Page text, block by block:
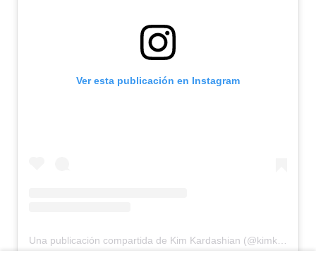
Ver esta publicación en Instagram
Una publicación compartida de Kim Kardashian (@kimkardashian)